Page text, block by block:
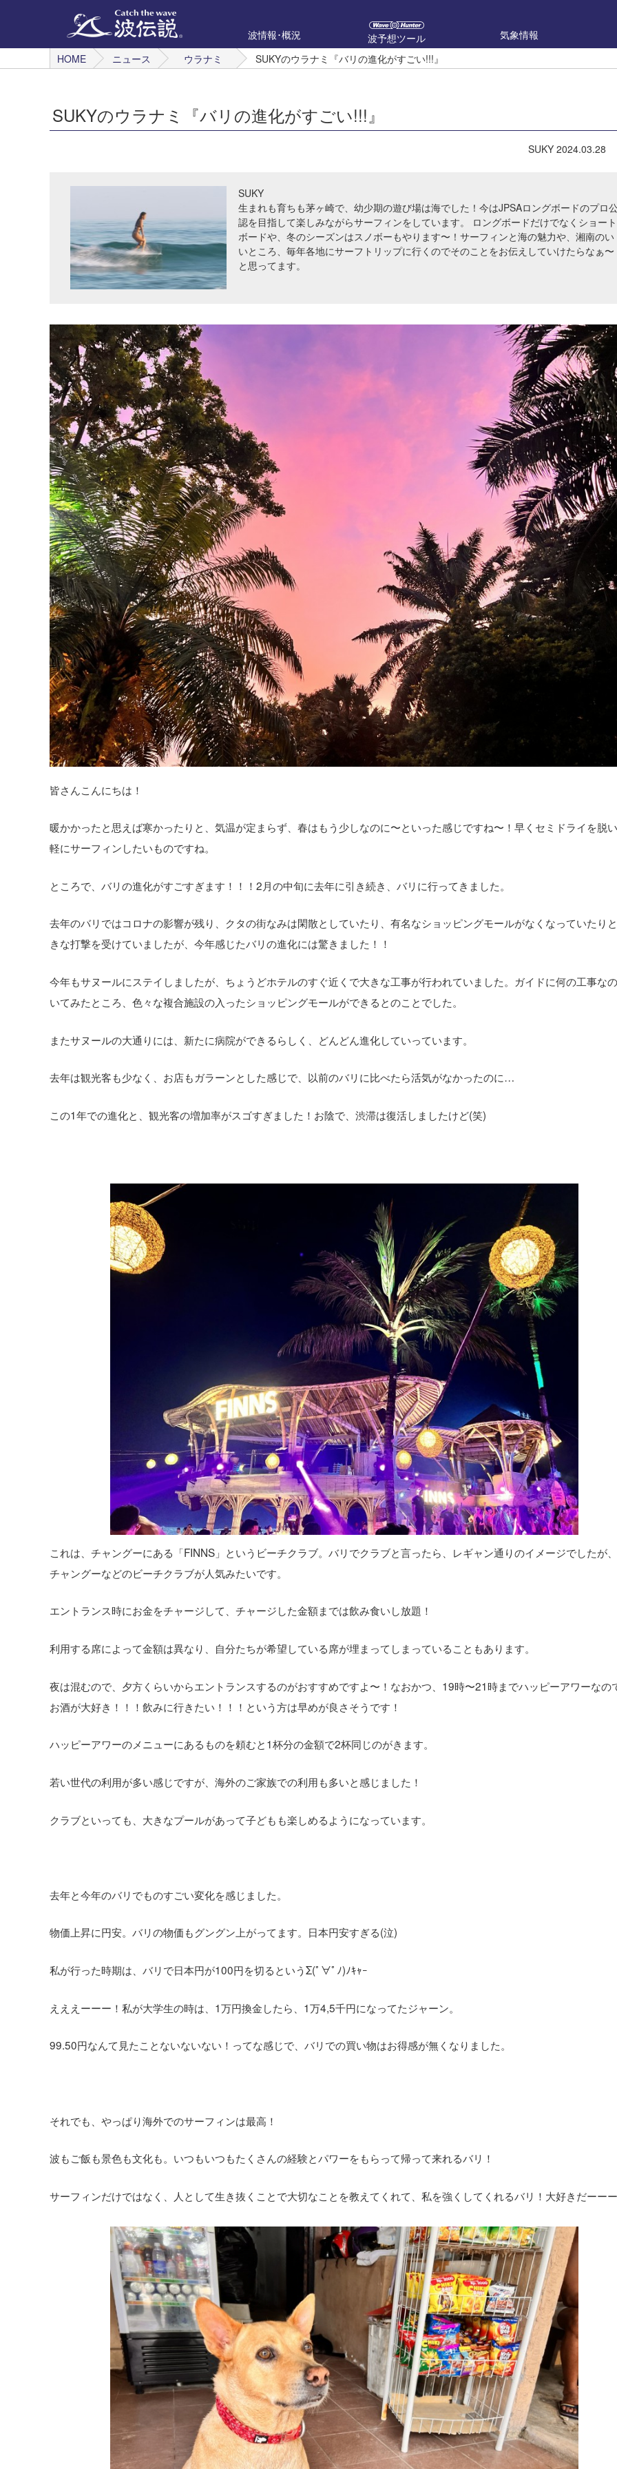
波情報･概況 波予想ツール
気象情報
HOME
ニュース ウラナミ SUKYのウラナミ『バリの進化がすごい!!!』
SUKYのウラナミ『バリの進化がすごい!!!』
SUKY 2024.03.28
SUKY
生まれも育ちも茅ヶ崎で、幼少期の遊び場は海でした！今はJPSAロングボードのプロ
認を目指して楽しみながらサーフィンをしています。 ロングボードだけでなくショート
ボードや、冬のシーズンはスノボーもやります〜！サーフィンと海の魅力や、湘南のい
いところ、毎年各地にサーフトリップに行くのでそのことをお伝えしていけたらなぁ〜
と思ってます。
皆さんこんにちは！
暖かかったと思えば寒かったりと、気温が定まらず、春はもう少しなのに〜といった感じですね〜！早くセミドライを脱
軽にサーフィンしたいものですね。
ところで、バリの進化がすごすぎます！！！2月の中旬に去年に引き続き、バリに行ってきました。
去年のバリではコロナの影響が残り、クタの街なみは閑散としていたり、有名なショッピングモールがなくなっていたり
きな打撃を受けていましたが、今年感じたバリの進化には驚きました！！
今年もサヌールにステイしましたが、ちょうどホテルのすぐ近くで大きな工事が行われていました。ガイドに何の工事な
いてみたところ、色々な複合施設の入ったショッピングモールができるとのことでした。
またサヌールの大通りには、新たに病院ができるらしく、どんどん進化していっています。
去年は観光客も少なく、お店もガラーンとした感じで、以前のバリに比べたら活気がなかったのに…
この1年での進化と、観光客の増加率がスゴすぎました！お陰で、渋滞は復活しましたけど(笑)
これは、チャングーにある「FINNS」というビーチクラブ。バリでクラブと言ったら、レギャン通りのイメージでしたが
チャングーなどのビーチクラブが人気みたいです。
エントランス時にお金をチャージして、チャージした金額までは飲み食いし放題！
利用する席によって金額は異なり、自分たちが希望している席が埋まってしまっていることもあります。
夜は混むので、夕方くらいからエントランスするのがおすすめですよ〜！なおかつ、19時〜21時までハッピーアワーなの
お酒が大好き！！！飲みに行きたい！！！という方は早めが良さそうです！
ハッピーアワーのメニューにあるものを頼むと1杯分の金額で2杯同じのがきます。
若い世代の利用が多い感じですが、海外のご家族での利用も多いと感じました！
クラブといっても、大きなプールがあって子どもも楽しめるようになっています。
去年と今年のバリでものすごい変化を感じました。
物価上昇に円安。バリの物価もグングン上がってます。日本円安すぎる(泣)
私が行った時期は、バリで日本円が100円を切るというΣ(ﾟ∀ﾟﾉ)ﾉｷｬｰ
えええーーー！私が大学生の時は、1万円換金したら、1万4,5千円になってたジャーン。
99.50円なんて見たことないないない！ってな感じで、バリでの買い物はお得感が無くなりました。
それでも、やっぱり海外でのサーフィンは最高！
波もご飯も景色も文化も。いつもいつもたくさんの経験とパワーをもらって帰って来れるバリ！
サーフィンだけではなく、人として生き抜くことで大切なことを教えてくれて、私を強くしてくれるバリ！大好きだーー